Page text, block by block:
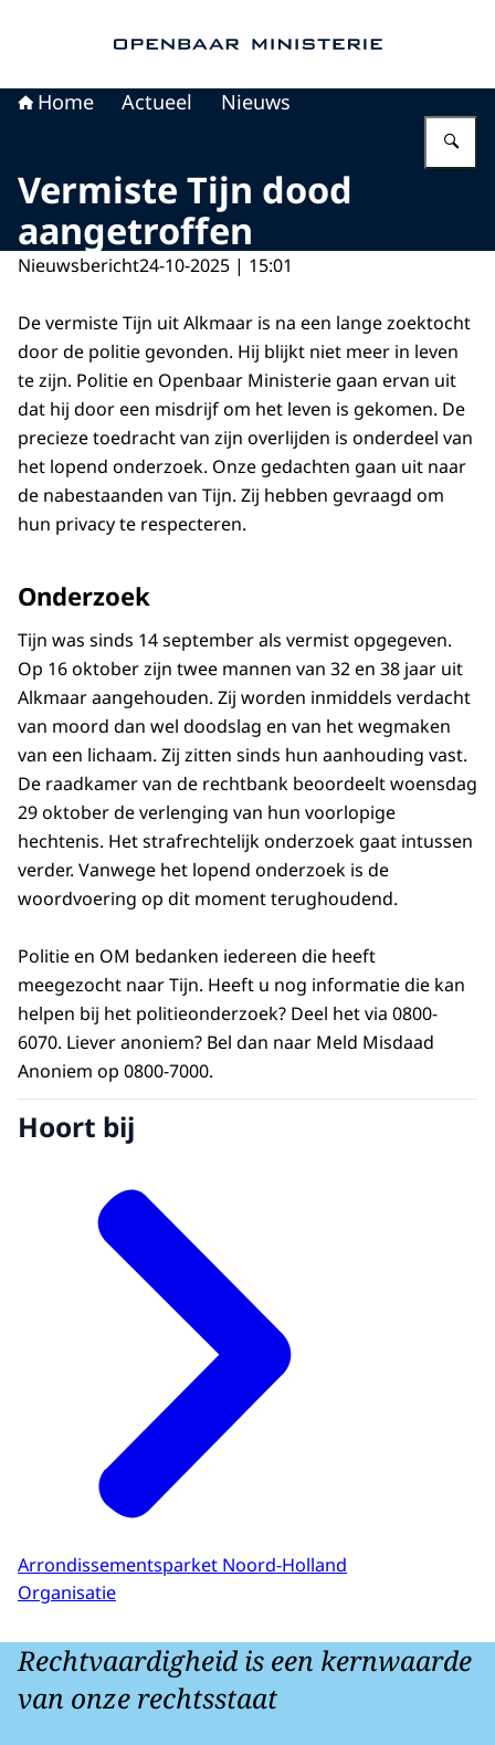
Home Actueel Nieuws
Vermiste Tijn dood
aangetroffen
Nieuwsbericht24-10-2025 | 15:01
De vermiste Tijn uit Alkmaar is na een lange zoektocht
door de politie gevonden. Hij blijkt niet meer in leven
te zijn. Politie en Openbaar Ministerie gaan ervan uit
dat hij door een misdrijf om het leven is gekomen. De
precieze toedracht van zijn overlijden is onderdeel van
het lopend onderzoek. Onze gedachten gaan uit naar
de nabestaanden van Tijn. Zij hebben gevraagd om
hun privacy te respecteren.
Onderzoek
Tijn was sinds 14 september als vermist opgegeven.
Op 16 oktober zijn twee mannen van 32 en 38 jaar uit
Alkmaar aangehouden. Zij worden inmiddels verdacht
van moord dan wel doodslag en van het wegmaken
van een lichaam. Zij zitten sinds hun aanhouding vast.
De raadkamer van de rechtbank beoordeelt woensdag
29 oktober de verlenging van hun voorlopige
hechtenis. Het strafrechtelijk onderzoek gaat intussen
verder. Vanwege het lopend onderzoek is de
woordvoering op dit moment terughoudend.
Politie en OM bedanken iedereen die heeft
meegezocht naar Tijn. Heeft u nog informatie die kan
helpen bij het politieonderzoek? Deel het via 0800-
6070. Liever anoniem? Bel dan naar Meld Misdaad
Anoniem op 0800-7000.
Hoort bij
Arrondissementsparket Noord-Holland
Organisatie
Rechtvaardigheid is een kernwaarde
van onze rechtsstaat